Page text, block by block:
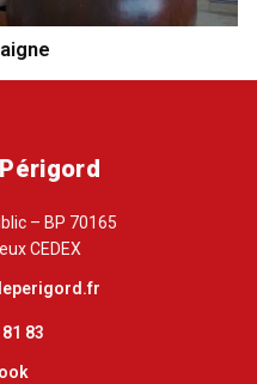
– BP 70165
CEDEX
83